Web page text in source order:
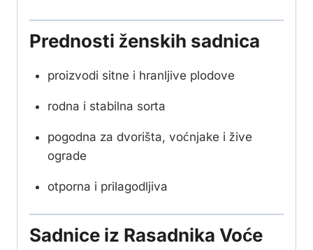
Prednosti ženskih sadnica
proizvodi sitne i hranljive plodove
rodna i stabilna sorta
pogodna za dvorišta, voćnjake i žive
ograde
otporna i prilagodljiva
Sadnice iz Rasadnika Voće